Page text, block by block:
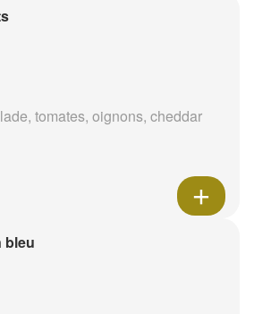
tomates, oignons, cheddar
bleu